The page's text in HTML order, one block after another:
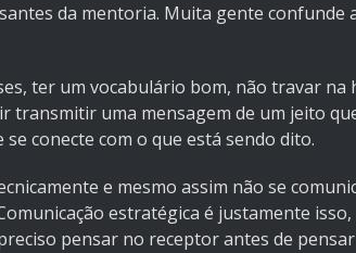
da mentoria. Muita gente confunde
ter um vocabulário bom, não travar na
transmitir uma mensagem de um jeito
conecte com o que está sendo dito.
e mesmo assim não se
estratégica é justamente
pensar no receptor antes de